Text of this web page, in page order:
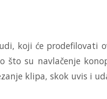
koji će prodefilovati
što su navlačenje
klipa, skok uvis i